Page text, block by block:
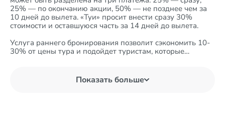
25% — по окончанию акции, 50% — не позднее чем за
10 дней до вылета. «Туи» просит внести сразу 30%
стоимости и оставшуюся часть за 14 дней до вылета.
Услуга раннего бронирования позволит сэкономить 10-
30% от цены тура и подойдет туристам, которые
Еще один способ сэкономить — горящие туры, которые
можно приобрести за несколько дней до вылета.
Показать больше